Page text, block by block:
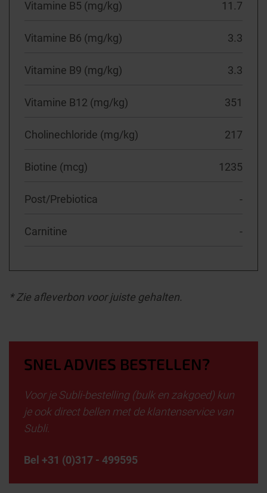
Vitamine B5 (mg/kg) 11.7
Vitamine B6 (mg/kg) 3.3
Vitamine B9 (mg/kg) 3.3
Vitamine B12 (mg/kg) 351
Cholinechloride (mg/kg) 217
Biotine (mcg) 1235
Post/Prebiotica -
Carnitine -
* Zie afleverbon voor juiste gehalten.
SNEL ADVIES BESTELLEN?
Voor je Subli-bestelling (bulk en zakgoed) kun
je ook direct bellen met de klantenservice van
Subli.
Bel +31 (0)317 - 499595